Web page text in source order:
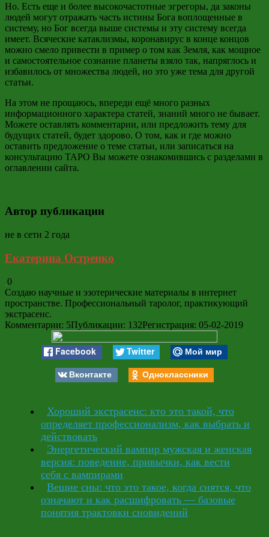
Но. Есть еще и более высокочастотные эгрегоры, да законы
людей могут отражать часть истины Бога воплощенные в
систему, но Бог всегда выше системы и эту систему всегда
имеет. Всяческие катаклизмы, коронавирус в конце концов
можно смело привести в пример о том как Земля, как мощное
и самостоятельное сознание планеты взяло так, напряглось и
избавилось от множества людей, но это уже тема для другой
статьи.
На этом не прощаюсь, впереди ещё много разных
информационного характера статей, знаний много не бывает.
Можете оставлять комментарии, или предложить тему для
будущих статей, будет здорово. О том, как и где можно
оставить предложение о теме статьи, или записаться на
консультацию ТАРО Вы можете ознакомившись с разделами в
оглавлении сайта.
Автор публикации
не в сети 2 года
Екатерина Остренко
0
Создаю научные и эзотерические материалы в интернет
пространстве. Профессиональный таролог, практикующий
экстрасенс.
Комментарии: 5Публикации: 132Регистрация: 05-02-2019
Facebook Twitter
Мой мир
Вконтакте
Одноклассники
Хороший экстрасенс: кто это такой, что
определяет профессионализм, как выбрать и
действовать
Энергетический вампир мужская и женская
версия: поведение, привычки, как вести
себя с вампирами
Вещие сны: что это такое, когда снятся, что
означают и как расшифровать — базовые
понятия трактовки сновидений